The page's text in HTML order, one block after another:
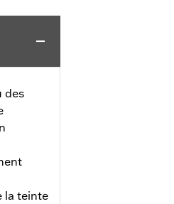
des
la teinte